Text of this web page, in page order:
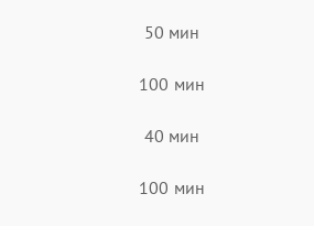
50 мин
100 мин
40 мин
100 мин